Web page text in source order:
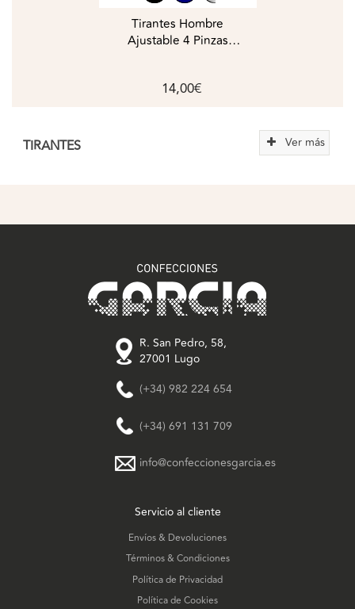
Ver más
TIRANTES
Tirantes Hombre
Ajustable 4 Pinzas
14,00€
R. San Pedro, 58,
27001 Lugo
(+34) 982 224 654
(+34) 691 131 709
info@confeccionesgarcia.es
Servicio al cliente
Envíos & Devoluciones
Términos & Condiciones
Política de Privacidad
Política de Cookies